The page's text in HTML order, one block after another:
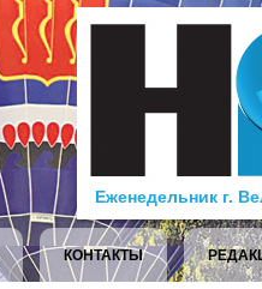
Еженедельник г.
КОНТАКТЫ